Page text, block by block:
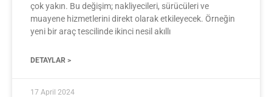
çok yakın. Bu değişim; nakliyecileri, sürücüleri ve
muayene hizmetlerini direkt olarak etkileyecek. Örneğin
yeni bir araç tescilinde ikinci nesil akıllı
DETAYLAR >
17 April 2024